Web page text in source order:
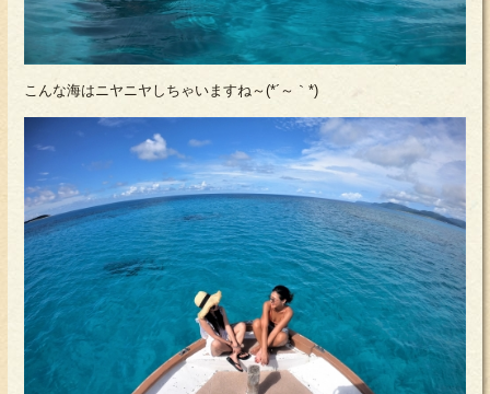
こんな海はニヤニヤしちゃいますね～(*´～｀*)